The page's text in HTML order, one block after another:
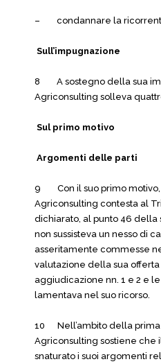
– condannare la
Sull’impugnazione
8 A sostegno della sua
Agriconsulting solleva
Sul primo motivo
Argomenti delle parti
9 Con il suo primo motivo,
Agriconsulting contesta al
dichiarato, al punto 46 della
non sussisteva un nesso di
asseritamente commesse
valutazione della sua
aggiudicazione nn. 1 e 2 e
lamentava nel suo ricorso.
10 Nell’ambito della prima
Agriconsulting sostiene che
snaturato i suoi argomenti